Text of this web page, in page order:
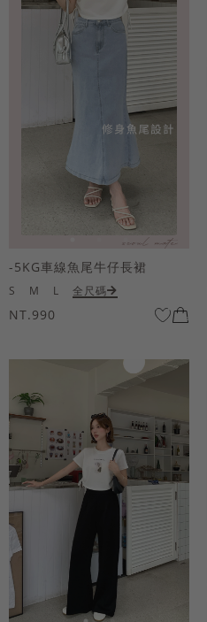
-5KG車線魚尾牛仔長裙
S M L 全尺碼
NT.990